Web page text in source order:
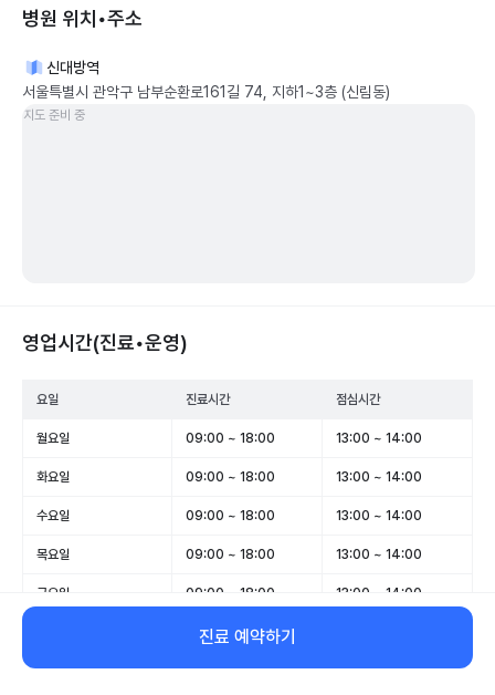
병원 위치•주소
신대방역
서울특별시 관악구 남부순환로161길 74, 지하1~3층 (신림동)
지도 준비 중
영업시간(진료•운영)
요일 진료시간 점심시간
월요일 09:00 ~ 18:00 13:00 ~ 14:00
화요일 09:00 ~ 18:00 13:00 ~ 14:00
수요일 09:00 ~ 18:00 13:00 ~ 14:00
목요일 09:00 ~ 18:00 13:00 ~ 14:00
금요일 09:00 ~ 18:00 13:00 ~ 14:00
09:00 ~ 13:00
일요일 휴무 -
진료 예약하기